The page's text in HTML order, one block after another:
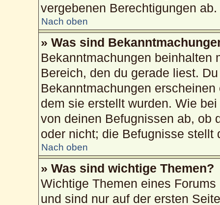
vergebenen Berechtigungen ab.
Nach oben
» Was sind
Bekanntmachungen beinhalten
Bereich, den du gerade liest.
Bekanntmachungen
dem sie erstellt wurden. Wie
von deinen Befugnissen ab, ob
oder nicht; die Befugnisse stellt
Nach oben
» Was sind wichtige Themen?
Wichtige Themen eines
und sind nur auf der ersten